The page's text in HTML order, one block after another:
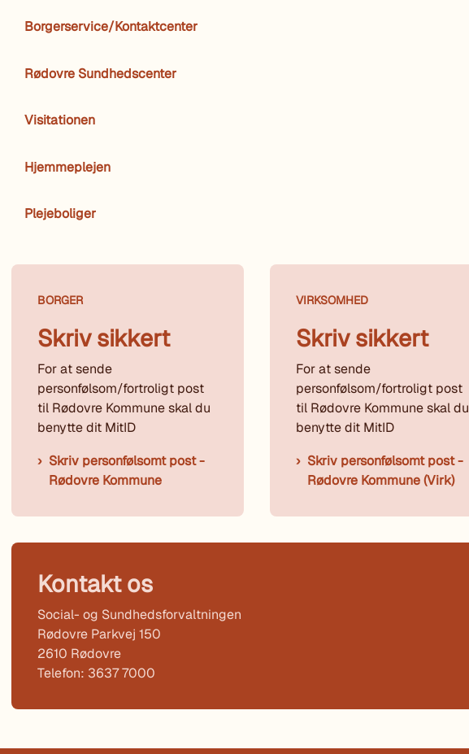
Borgerservice/Kontaktcenter
Rødovre Sundhedscenter
Visitationen
Hjemmeplejen
Plejeboliger
BORGER
Skriv sikkert
For at sende
personfølsom/fortroligt post
til Rødovre Kommune skal du
benytte dit MitID
Skriv personfølsomt post -
Rødovre Kommune
VIRKSOMHED
Skriv sikkert
For at sende
personfølsom/fortroligt post
til Rødovre Kommune skal du
benytte dit MitID
Skriv personfølsomt post -
Rødovre Kommune (Virk)
Kontakt os
Social- og Sundhedsforvaltningen
Rødovre Parkvej 150
2610 Rødovre
Telefon: 3637 7000